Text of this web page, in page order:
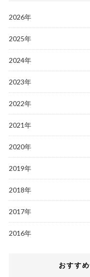
2026年
2025年
2024年
2023年
2022年
2021年
2020年
2019年
2018年
2017年
2016年
おすす